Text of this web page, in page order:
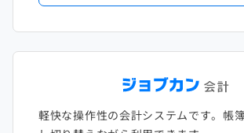
軽快な操作性の会計システムです。帳